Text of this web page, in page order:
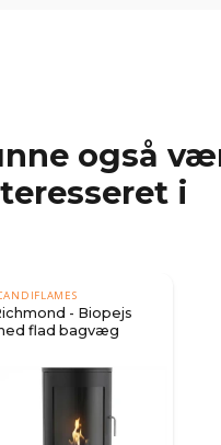
også
i
- Biopejs
flad bagvæg